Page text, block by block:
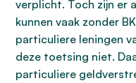
verplicht. Toch zijn er
kunnen vaak zonder
particuliere leningen
deze toetsing niet.
particuliere